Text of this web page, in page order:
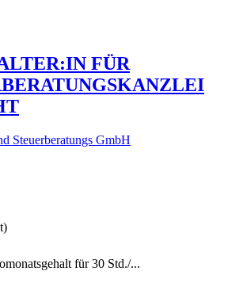
FÜR
Steuerberatungs GmbH
für 30 Std./...